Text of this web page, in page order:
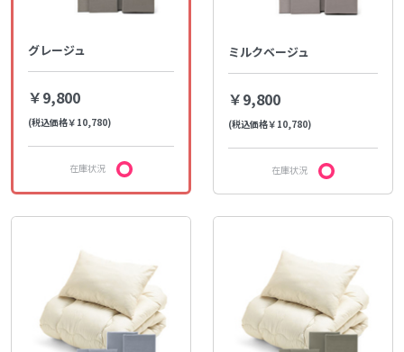
グレージュ
￥9,800
(税込価格￥10,780)
在庫状況
ミルクベージュ
￥9,800
(税込価格￥10,780)
在庫状況